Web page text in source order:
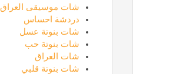
شات موسيقى العراق
دردشة احساس
شات بنوتة عسل
شات بنوتة حب
شات العراق
شات بنوتة قلبي